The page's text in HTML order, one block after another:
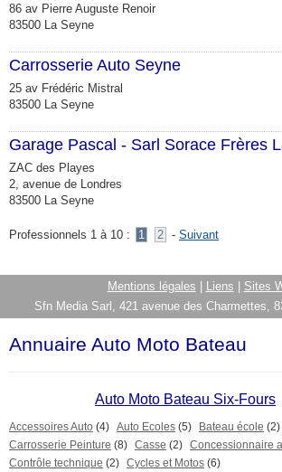
86 av Pierre Auguste Renoir
83500 La Seyne
Carrosserie Auto Seyne
25 av Frédéric Mistral
83500 La Seyne
Garage Pascal - Sarl Sorace Frères
ZAC des Playes
2, avenue de Londres
83500 La Seyne
Professionnels 1 à 10 : 1 2 - Suivant
Mentions légales Liens
Sites
Sfn Media Sarl, 421 avenue des Charmettes,
Annuaire Auto Moto Bateau
Auto Moto Bateau Six-Fours
Accessoires Auto (4) Auto Ecoles (5) Bateau école (2)
Carrosserie Peinture (8) Casse (2) Concessionnaire
Contrôle technique (2) Cycles et Motos (6)